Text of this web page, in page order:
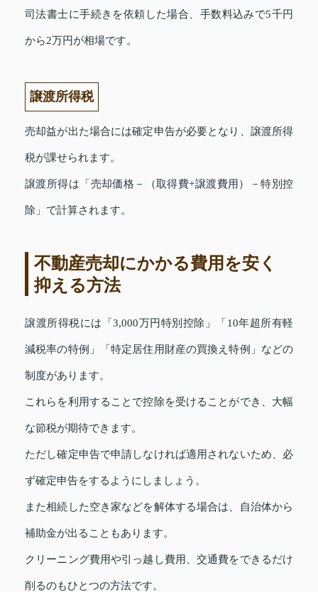
司法書士に手続きを依頼した場合、手数料込みで5千円
から2万円が相場です。
譲渡所得税
売却益が出た場合には確定申告が必要となり、譲渡所得
税が課せられます。
譲渡所得は「売却価格－（取得費+譲渡費用）－特別控
除」で計算されます。
不動産売却にかかる費用を安く
抑える方法
譲渡所得税には「3,000万円特別控除」「10年超所有軽
減税率の特例」「特定居住用財産の買換え特例」などの
制度があります。
これらを利用することで控除を受けることができ、大幅
な節税が期待できます。
ただし確定申告で申請しなければ適用されないため、必
ず確定申告をするようにしましょう。
また相続した空き家などを解体する場合は、自治体から
補助金が出ることもあります。
クリーニング費用や引っ越し費用、交通費をできるだけ
削るのもひとつの方法です。